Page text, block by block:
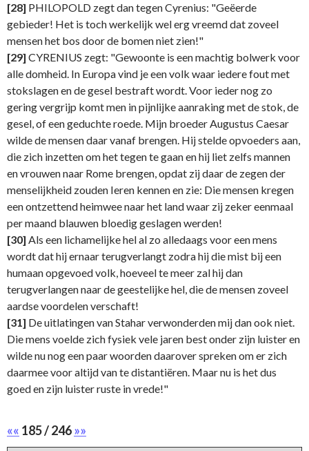
[28] PHILOPOLD zegt dan tegen Cyrenius: "Geëerde
gebieder! Het is toch werkelijk wel erg vreemd dat zoveel
mensen het bos door de bomen niet zien!"
[29] CYRENIUS zegt: "Gewoonte is een machtig bolwerk voor
alle domheid. In Europa vind je een volk waar iedere fout met
stokslagen en de gesel bestraft wordt. Voor ieder nog zo
gering vergrijp komt men in pijnlijke aanraking met de stok, de
gesel, of een geduchte roede. Mijn broeder Augustus Caesar
wilde de mensen daar vanaf brengen. Hij stelde opvoeders aan,
die zich inzetten om het tegen te gaan en hij liet zelfs mannen
en vrouwen naar Rome brengen, opdat zij daar de zegen der
menselijkheid zouden Ieren kennen en zie: Die mensen kregen
een ontzettend heimwee naar het land waar zij zeker eenmaal
per maand blauwen bloedig geslagen werden!
[30] Als een lichamelijke hel al zo alledaags voor een mens
wordt dat hij ernaar terugverlangt zodra hij die mist bij een
humaan opgevoed volk, hoeveel te meer zal hij dan
terugverlangen naar de geestelijke hel, die de mensen zoveel
aardse voordelen verschaft!
[31] De uitlatingen van Stahar verwonderden mij dan ook niet.
Die mens voelde zich fysiek vele jaren best onder zijn luister en
wilde nu nog een paar woorden daarover spreken om er zich
daarmee voor altijd van te distantiëren. Maar nu is het dus
goed en zijn luister ruste in vrede!"
«« 185 / 246»»